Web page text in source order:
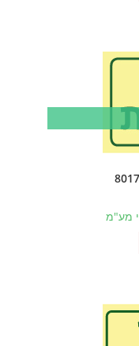
מע"מ